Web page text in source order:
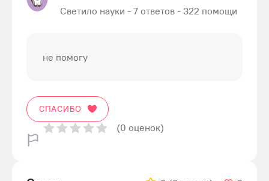
Светило науки - 7 ответов - 322 помощи
не помогу
СПАСИБО
(0 оценок)